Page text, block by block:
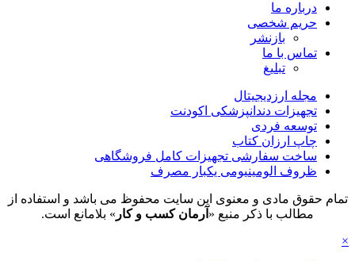
درباره ما
حریم شخصی
بازنشر
تماس با ما
تبلیغ
مجله ارزدیجیتال
تجهیزات دندانپزشکی اکودنت
توسعه فردی
چاپ ارزان کتاب
ساخت سفارشی تجهیزات کامل فروشگاهی
ظروف الومینیومی یکبار مصرف
تمام حقوق مادی و معنوی این سایت محفوظ می باشد و استفاده از
مطالب با ذکر منبع « آرمان کسب و کار » بلامانع است.
×